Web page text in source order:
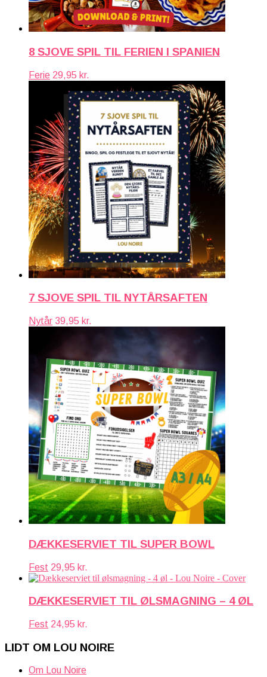
8 SJOVE SPIL TIL FERIEN I SPANIEN
Ferie 29,95 kr.
7 SJOVE SPIL TIL NYTÅRSAFTEN
Nytår 39,95 kr.
DÆKKESERVIET TIL SUPER BOWL
Fest 29,95 kr.
DÆKKESERVIET TIL ØLSMAGNING – 4 ØL
Fest 24,95 kr.
LIDT OM LOU NOIRE
Om Lou Noire